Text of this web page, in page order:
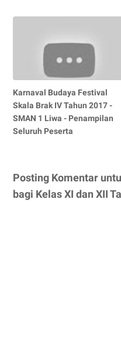
Karnaval Budaya Festival
Skala Brak IV Tahun 2017 -
SMAN 1 Liwa - Penampilan
Seluruh Peserta
Posting Komentar
bagi Kelas XI dan XII